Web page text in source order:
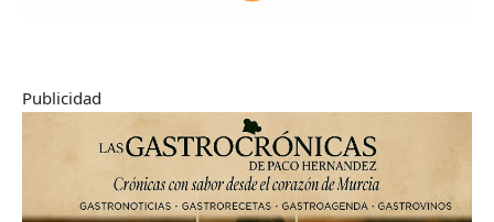
Publicidad